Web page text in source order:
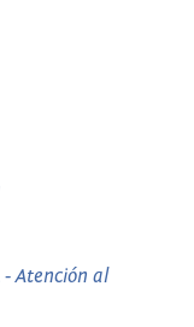
- Atención al